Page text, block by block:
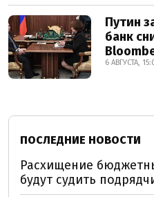
Путин
банк
6 АВГУСТА,
ПОСЛЕДНИЕ НОВОСТИ
Расхищение
будут судить